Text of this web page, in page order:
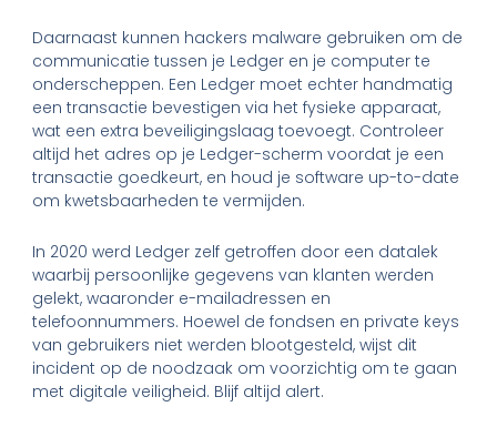
Daarnaast kunnen hackers malware gebruiken om de
communicatie tussen je Ledger en je computer te
onderscheppen. Een Ledger moet echter handmatig
een transactie bevestigen via het fysieke apparaat,
wat een extra beveiligingslaag toevoegt. Controleer
altijd het adres op je Ledger-scherm voordat je een
transactie goedkeurt, en houd je software up-to-date
om kwetsbaarheden te vermijden.
In 2020 werd Ledger zelf getroffen door een datalek
waarbij persoonlijke gegevens van klanten werden
gelekt, waaronder e-mailadressen en
telefoonnummers. Hoewel de fondsen en private keys
van gebruikers niet werden blootgesteld, wijst dit
incident op de noodzaak om voorzichtig om te gaan
met digitale veiligheid. Blijf altijd alert.